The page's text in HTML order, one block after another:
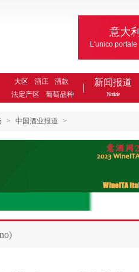
意大
L'unico
大区 酒庄
酒款
法定产区
葡萄品种
新闻报道
Notizie
> 中国酒业报道 >